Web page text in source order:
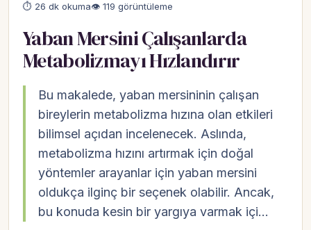
⏱ 26 dk okuma👁 119 görüntüleme
Yaban Mersini Çalışanlarda
Metabolizmayı Hızlandırır
Bu makalede, yaban mersininin çalışan
bireylerin metabolizma hızına olan etkileri
bilimsel açıdan incelenecek. Aslında,
metabolizma hızını artırmak için doğal
yöntemler arayanlar için yaban mersini
oldukça ilginç bir seçenek olabilir. Ancak,
bu konuda kesin bir yargıya varmak içi…